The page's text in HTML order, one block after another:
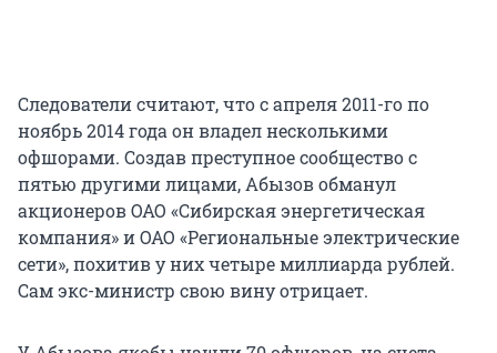
Следователи считают, что с апреля 2011-го по
ноябрь 2014 года он владел несколькими
офшорами. Создав преступное сообщество с
пятью другими лицами, Абызов обманул
акционеров ОАО «Сибирская энергетическая
компания» и ОАО «Региональные электрические
сети», похитив у них четыре миллиарда рублей.
Сам экс-министр свою вину отрицает.